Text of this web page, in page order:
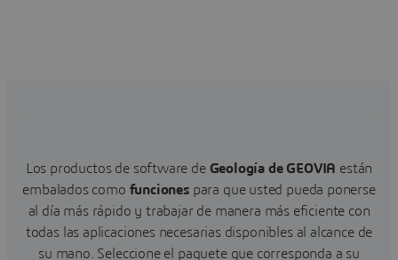
Los productos de software de Geología de GEOVIA están
embalados como funciones para que usted pueda ponerse
al día más rápido y trabajar de manera más eficiente con
todas las aplicaciones necesarias disponibles al alcance de
su mano. Seleccione el paquete que corresponda a su